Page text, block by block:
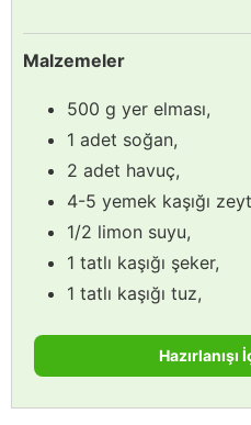
Malzemeler
500 g yer elması,
1 adet soğan,
2 adet havuç,
4-5 yemek kaşığı
1/2 limon suyu,
1 tatlı kaşığı şeker,
1 tatlı kaşığı tuz,
Hazırlanışı